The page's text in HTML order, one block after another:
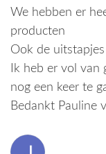
We hebben er
producten
Ook de
Ik heb er vol
nog een keer te
Bedankt Pauline